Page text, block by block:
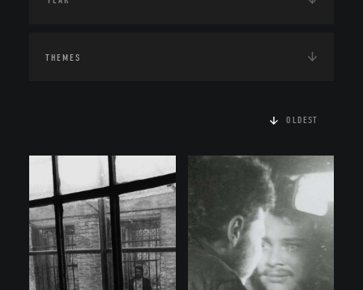
THEMES
OLDEST